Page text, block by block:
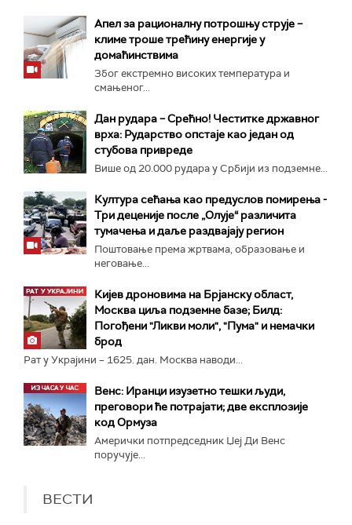
Апел за рационалну потрошњу струје –
климе троше трећину енергије у
домаћинствима
Због екстремно високих температура и
смањеног...
Дан рудара – Срећно! Честитке државног
врха: Рударство опстаје као један од
стубова привреде
Више од 20.000 рудара у Србији из подземне...
Култура сећања као предуслов помирења ­-
Три деценије после „Олује“ различита
тумачења и даље раздвајају регион
Поштовање према жртвама, образовање и
неговање...
Кијев дроновима на Брјанску област,
Москва циља подземне базе; Билд:
Погођени "Ликви моли", "Пума" и немачки
брод
Рат у Украјини – 1625. дан. Москва наводи...
Венс: Иранци изузетно тешки људи,
преговори ће потрајати; две експлозије
код Ормуза
Амерички потпредседник Џеј Ди Венс
поручује...
ВЕСТИ